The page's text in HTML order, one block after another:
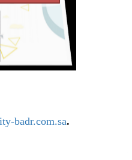
.
badr.com.sa/